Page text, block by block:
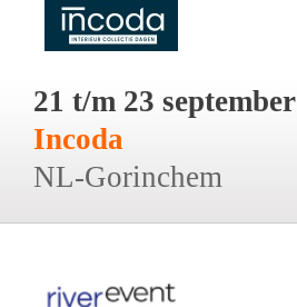
21 t/m 23 september
Incoda
NL-Gorinchem